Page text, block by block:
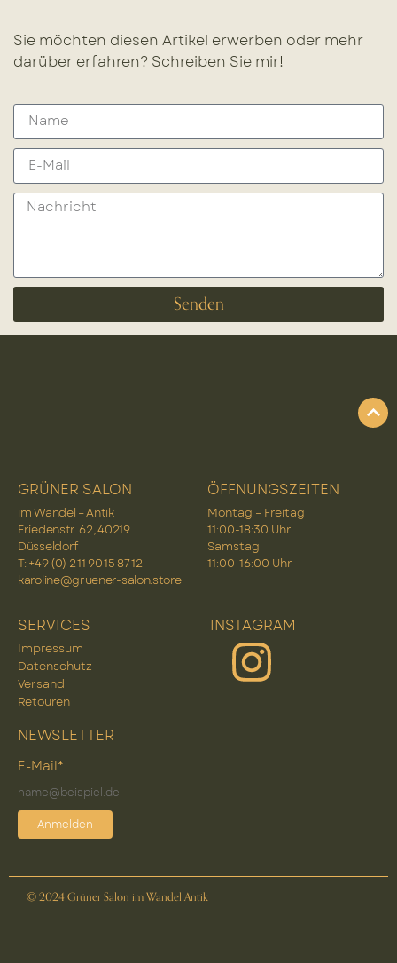
Sie möchten diesen Artikel erwerben oder mehr
darüber erfahren? Schreiben Sie mir!
Senden
GRÜNER SALON
im Wandel – Antik
Friedenstr. 62, 40219
Düsseldorf
T: +49 (0) 2 11 90 15 87 12
karoline@gruener-salon.store
ÖFFNUNGSZEITEN
Montag – Freitag
11:00-18:30 Uhr
Samstag
11:00-16:00 Uhr
SERVICES
Impressum
Datenschutz
Versand
Retouren
INSTAGRAM
NEWSLETTER
E-Mail*
Anmelden
© 2024 Grüner Salon im Wandel Antik